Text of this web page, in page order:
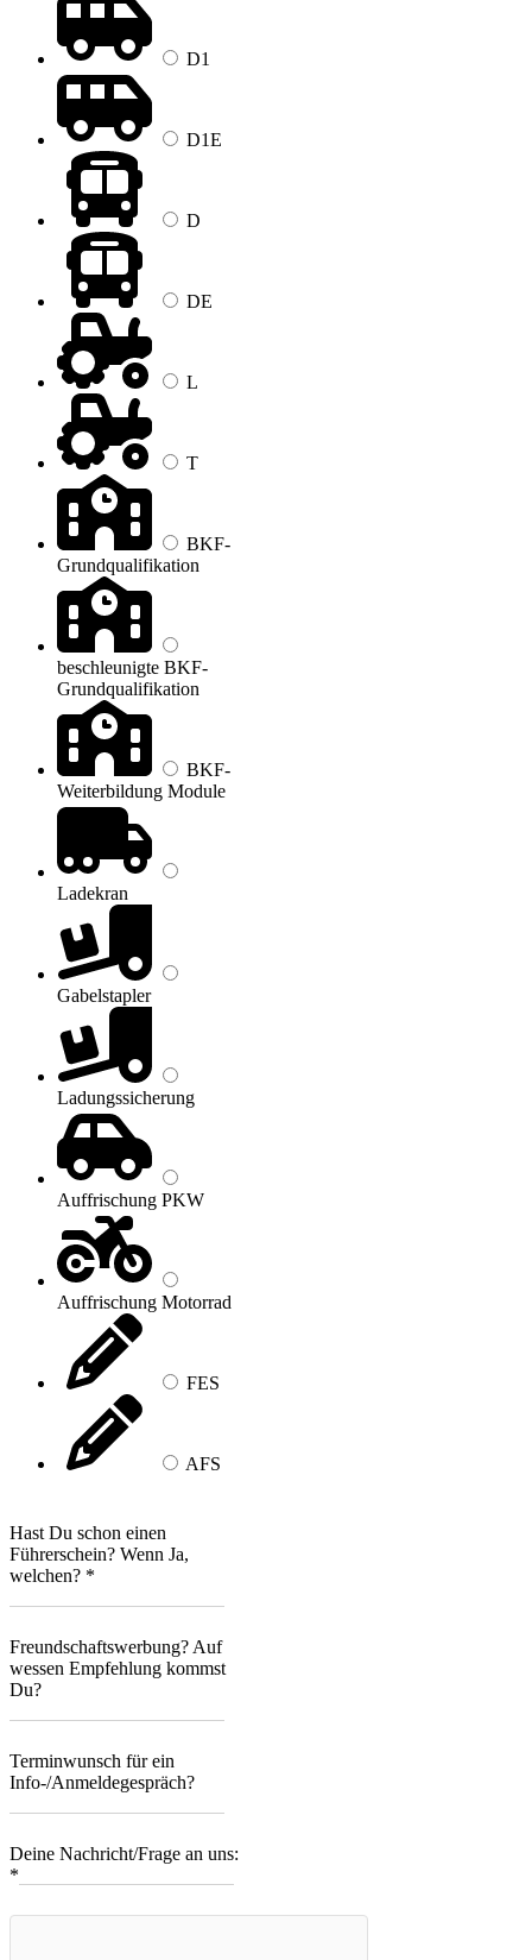
D1
D1E
D
DE
L
T
BKF-
Grundqualifikation
beschleunigte BKF-
Grundqualifikation
BKF-
Weiterbildung Module
Ladekran
Gabelstapler
Ladungssicherung
Auffrischung PKW
Auffrischung Motorrad
FES
AFS
Hast Du schon einen
Führerschein? Wenn Ja,
welchen? *
Freundschaftswerbung? Auf
wessen Empfehlung kommst
Du?
Terminwunsch für ein
Info-/Anmeldegespräch?
Deine Nachricht/Frage an uns:
*